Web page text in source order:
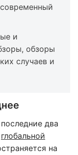
и
обзоры
случаев и
два
глобальной
на